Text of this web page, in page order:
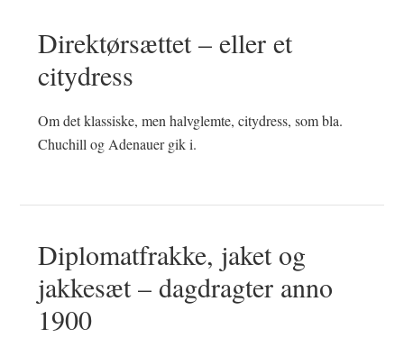
Direktørsættet – eller et
citydress
Om det klassiske, men halvglemte, citydress, som bla.
Chuchill og Adenauer gik i.
Diplomatfrakke, jaket og
jakkesæt – dagdragter anno
1900